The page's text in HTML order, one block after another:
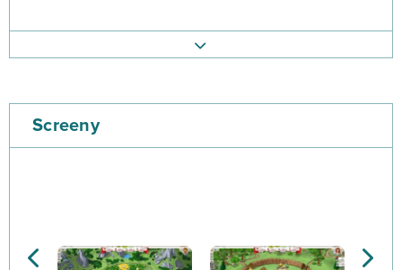
współpracy z innymi graczami. W końcu
Początkowo zostaniesz przeniesiony do losowej części
Travian Kingdoms twórcy położyli duży nacisk na
Screeny